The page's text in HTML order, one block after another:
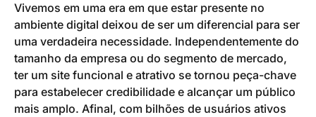
Vivemos em uma era em que estar presente no
ambiente digital deixou de ser um diferencial para ser
uma verdadeira necessidade. Independentemente do
tamanho da empresa ou do segmento de mercado,
ter um site funcional e atrativo se tornou peça-chave
para estabelecer credibilidade e alcançar um público
mais amplo. Afinal, com bilhões de usuários ativos
modelos
de
site
atualmente